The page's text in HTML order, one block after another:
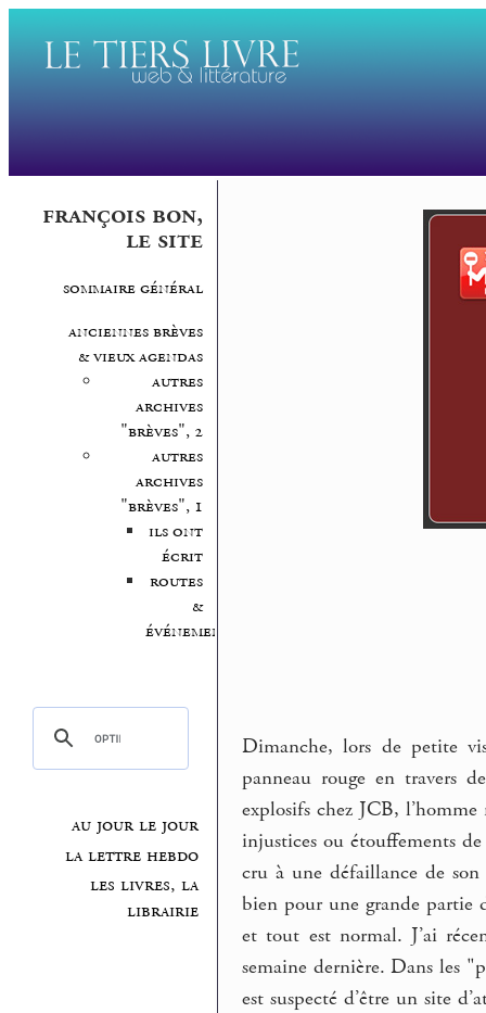
françois bon,
le site
sommaire général
anciennes brèves
& vieux agendas
autres
archives
"brèves", 2
autres
archives
"brèves", 1
ils ont
écrit
routes
&
événements
au jour le jour
la lettre hebdo
les livres, la
librairie
Dimanche, lors de petite
panneau rouge en travers
explosifs chez JCB, l’homme
injustices ou étouffements de
cru à une défaillance de
bien pour une grande partie
et tout est normal. J’ai
semaine dernière. Dans les
est suspecté d’être un site